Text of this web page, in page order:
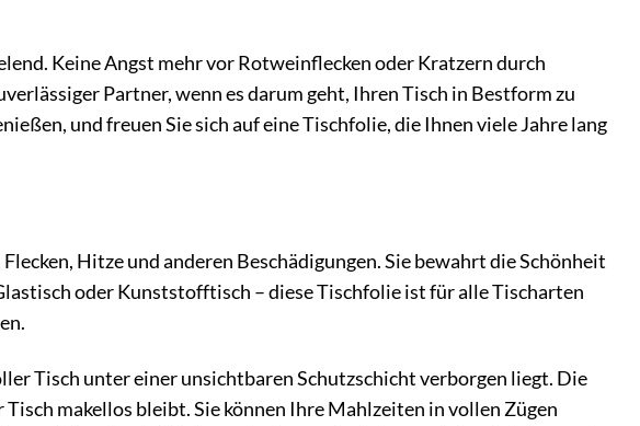
Keine Angst mehr vor Rotweinflecken oder Kratzern durch
Partner, wenn es darum geht, Ihren Tisch in Bestform zu
und freuen Sie sich auf eine Tischfolie, die Ihnen viele Jahre lang
Hitze und anderen Beschädigungen. Sie bewahrt die Schönheit
oder Kunststofftisch – diese Tischfolie ist für alle Tischarten
Tisch unter einer unsichtbaren Schutzschicht verborgen liegt. Die
makellos bleibt. Sie können Ihre Mahlzeiten in vollen Zügen